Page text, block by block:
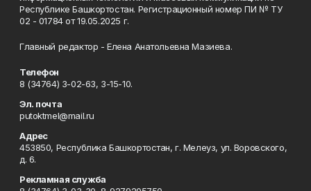
Республике Башкортостан. Регистрационный номер ПИ № ТУ
02 - 01784 от 19.05.2025 г.
Главный редактор - Елена Анатольевна Мазиева.
Телефон
8 (34764) 3-02-63, 3-15-10.
Эл. почта
putoktmel@mail.ru
Адрес
453850, Республика Башкортостан, г. Мелеуз, ул. Воровского,
д. 6.
Рекламная служба